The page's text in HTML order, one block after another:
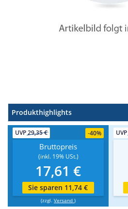
Produkthighlights
UVP29,35 € -40%
Bruttopreis
(inkl. 19% USt.)
17,61 €
Sie sparen 11,74 €
(zzgl. Versand )
UVP